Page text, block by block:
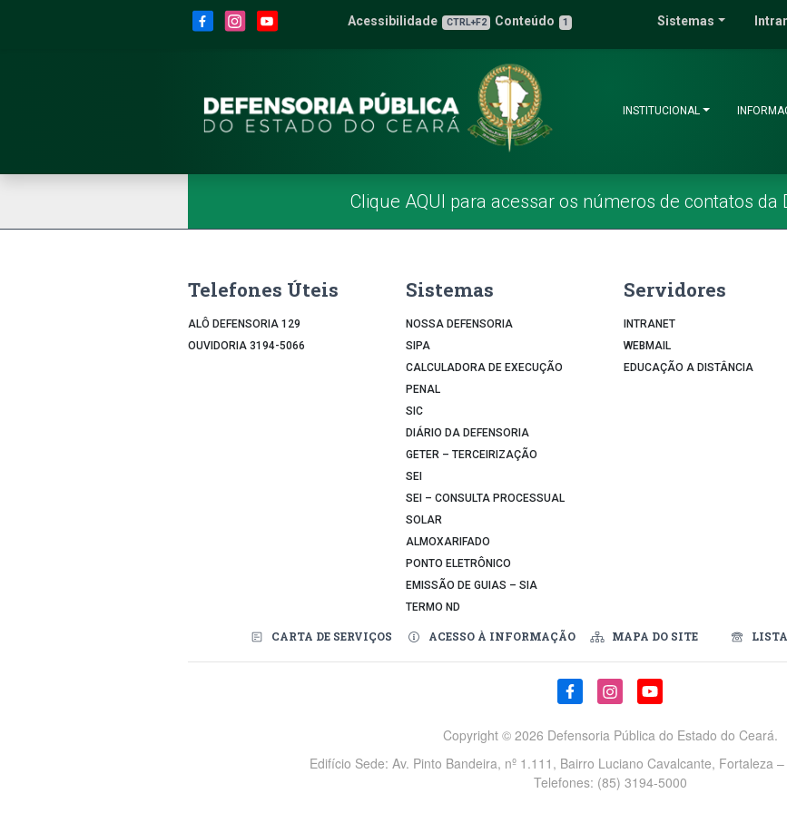
Site da Defensoria Pública do Estado
Menu SuperiorRedes SociaisMenu de Acessibilidade
Acessibilidade CTRL+F2 Conteúdo 1
Menu 2
Rodapé 3 Sistemas
Menu PrincipalPágina Inicial INSTITUCIONAL
Clique AQUI para acessar os números de contatos da
Telefones Úteis
ALÔ DEFENSORIA 129
OUVIDORIA 3194-5066
Sistemas
NOSSA DEFENSORIA
SIPA
CALCULADORA DE EXECUÇÃO
PENAL
SIC
DIÁRIO DA DEFENSORIA
GETER – TERCEIRIZAÇÃO
SEI
SEI – CONSULTA PROCESSUAL
SOLAR
ALMOXARIFADO
PONTO ELETRÔNICO
EMISSÃO DE GUIAS – SIA
TERMO ND
Servidores
INTRANET
WEBMAIL
EDUCAÇÃO A DISTÂNCIA
CARTA DE SERVIÇOS ACESSO À INFORMAÇÃO MAPA DO SITE LISTA
Copyright © 2026 Defensoria Pública do Estado do Ceará.
Edifício Sede: Av. Pinto Bandeira, nº 1.111, Bairro Luciano Cavalcante, Fortaleza
Telefones: (85) 3194-5000